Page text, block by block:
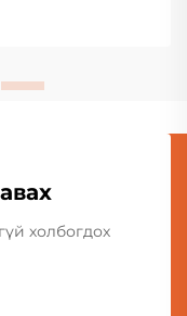
Эцэг эх,
холбогдох